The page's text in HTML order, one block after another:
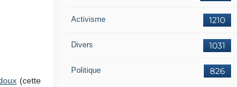
(cette
1210
Activisme
1031
Divers
826
Politique